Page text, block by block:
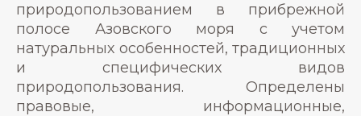
природопользованием в прибрежной
полосе Азовского моря с учетом
натуральных особенностей, традиционных
и специфических видов
природопользования. Определены
правовые, информационные,